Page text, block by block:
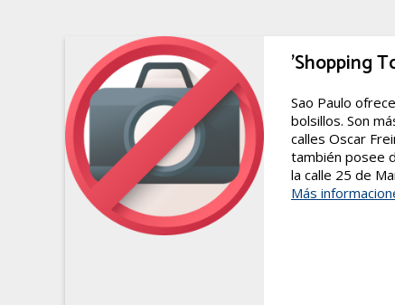
'Shopping
Sao Paulo
bolsillos. Son
calles Oscar
también posee
la calle 25 de
Más